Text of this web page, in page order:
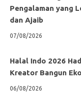
Pengalaman yang
dan Ajaib
07/08/2026
Halal Indo 2026
Kreator Bangun
06/08/2026